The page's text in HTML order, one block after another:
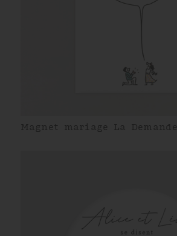
Magnet mariage La Demande